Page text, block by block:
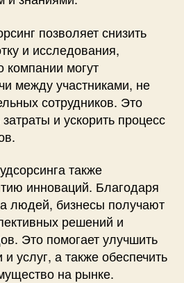
позволяет снизить
и исследования,
компании могут
между участниками, не
сотрудников. Это
и ускорить процесс
также
инноваций. Благодаря
людей, бизнесы получают
решений и
Это помогает улучшить
и услуг, а также обеспечить
на рынке.